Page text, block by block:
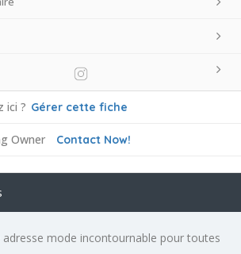
ici ? Gérer cette fiche
Owner Contact Now!
adresse mode incontournable pour toutes